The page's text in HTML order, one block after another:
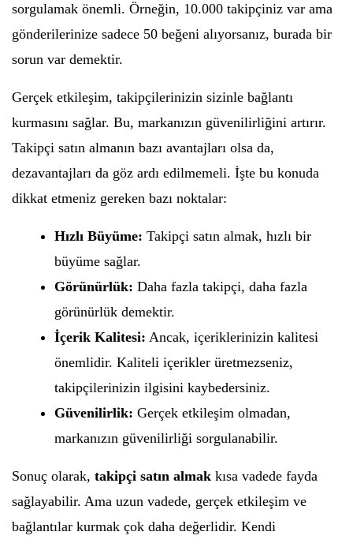
sorgulamak önemli. Örneğin, 10.000 takipçiniz var ama
gönderilerinize sadece 50 beğeni alıyorsanız, burada bir
sorun var demektir.
Gerçek etkileşim, takipçilerinizin sizinle bağlantı
kurmasını sağlar. Bu, markanızın güvenilirliğini artırır.
Takipçi satın almanın bazı avantajları olsa da,
dezavantajları da göz ardı edilmemeli. İşte bu konuda
dikkat etmeniz gereken bazı noktalar:
Hızlı Büyüme: Takipçi satın almak, hızlı bir
büyüme sağlar.
Görünürlük: Daha fazla takipçi, daha fazla
görünürlük demektir.
İçerik Kalitesi: Ancak, içeriklerinizin kalitesi
önemlidir. Kaliteli içerikler üretmezseniz,
takipçilerinizin ilgisini kaybedersiniz.
Güvenilirlik: Gerçek etkileşim olmadan,
markanızın güvenilirliği sorgulanabilir.
Sonuç olarak, takipçi satın almak kısa vadede fayda
sağlayabilir. Ama uzun vadede, gerçek etkileşim ve
bağlantılar kurmak çok daha değerlidir. Kendi